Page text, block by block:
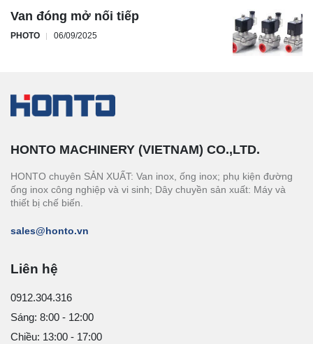
Van đóng mở nối tiếp
PHOTO 06/09/2025
HONTO MACHINERY (VIETNAM) CO.,LTD.
HONTO chuyên SẢN XUẤT: Van inox, ống inox; phụ kiện đường
ống inox công nghiệp và vi sinh; Dây chuyền sản xuất: Máy và
thiết bị chế biến.
sales@honto.vn
Liên hệ
0912.304.316
Sáng: 8:00 - 12:00
Chiều: 13:00 - 17:00